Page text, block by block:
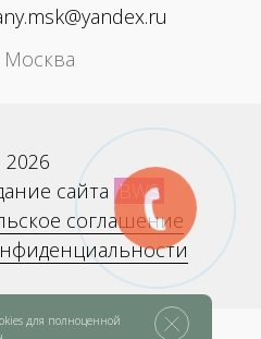
Москва
сайта BWS
соглашение
для полноценной